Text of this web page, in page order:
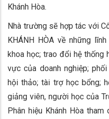
Khánh Hòa.
Nhà trường sẽ hợp tác với
KHÁNH HÒA về những
khoa học; trao đổi hệ thống
vực của doanh nghiệp;
hội thảo; tài trợ học bổng;
giảng viên, người học của
Phân hiệu Khánh Hòa